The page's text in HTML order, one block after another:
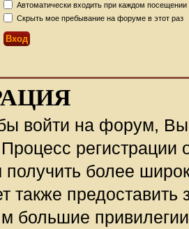
Автоматически входить при каждом посещении
Скрыть мое пребывание на форуме в этот раз
войти на форум,
регистрации
получить более
также предоставить
большие